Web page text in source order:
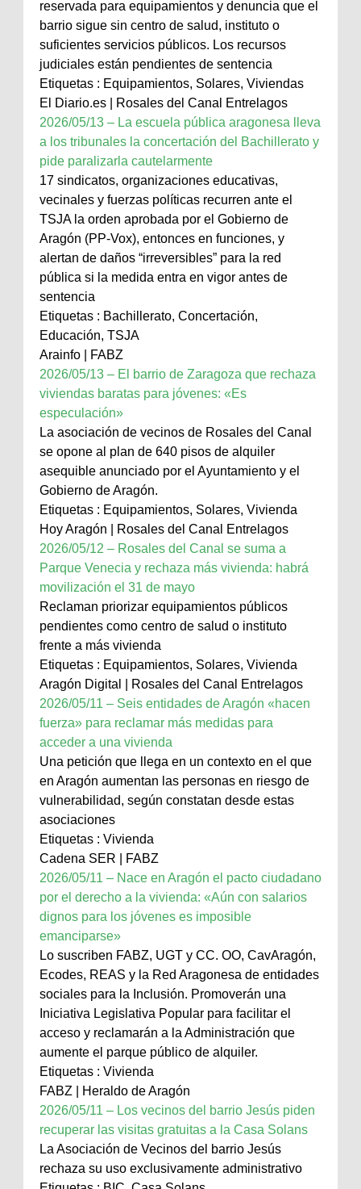
reservada para equipamientos y denuncia que el
barrio sigue sin centro de salud, instituto o
suficientes servicios públicos. Los recursos
judiciales están pendientes de sentencia
Etiquetas : Equipamientos, Solares, Viviendas
El Diario.es | Rosales del Canal Entrelagos
2026/05/13 – La escuela pública aragonesa lleva
a los tribunales la concertación del Bachillerato y
pide paralizarla cautelarmente
17 sindicatos, organizaciones educativas,
vecinales y fuerzas políticas recurren ante el
TSJA la orden aprobada por el Gobierno de
Aragón (PP-Vox), entonces en funciones, y
alertan de daños “irreversibles” para la red
pública si la medida entra en vigor antes de
sentencia
Etiquetas : Bachillerato, Concertación,
Educación, TSJA
Arainfo | FABZ
2026/05/13 – El barrio de Zaragoza que rechaza
viviendas baratas para jóvenes: «Es
especulación»
La asociación de vecinos de Rosales del Canal
se opone al plan de 640 pisos de alquiler
asequible anunciado por el Ayuntamiento y el
Gobierno de Aragón.
Etiquetas : Equipamientos, Solares, Vivienda
Hoy Aragón | Rosales del Canal Entrelagos
2026/05/12 – Rosales del Canal se suma a
Parque Venecia y rechaza más vivienda: habrá
movilización el 31 de mayo
Reclaman priorizar equipamientos públicos
pendientes como centro de salud o instituto
frente a más vivienda
Etiquetas : Equipamientos, Solares, Vivienda
Aragón Digital | Rosales del Canal Entrelagos
2026/05/11 – Seis entidades de Aragón «hacen
fuerza» para reclamar más medidas para
acceder a una vivienda
Una petición que llega en un contexto en el que
en Aragón aumentan las personas en riesgo de
vulnerabilidad, según constatan desde estas
asociaciones
Etiquetas : Vivienda
Cadena SER | FABZ
2026/05/11 – Nace en Aragón el pacto ciudadano
por el derecho a la vivienda: «Aún con salarios
dignos para los jóvenes es imposible
emanciparse»
Lo suscriben FABZ, UGT y CC. OO, CavAragón,
Ecodes, REAS y la Red Aragonesa de entidades
sociales para la Inclusión. Promoverán una
Iniciativa Legislativa Popular para facilitar el
acceso y reclamarán a la Administración que
aumente el parque público de alquiler.
Etiquetas : Vivienda
FABZ | Heraldo de Aragón
2026/05/11 – Los vecinos del barrio Jesús piden
recuperar las visitas gratuitas a la Casa Solans
La Asociación de Vecinos del barrio Jesús
rechaza su uso exclusivamente administrativo